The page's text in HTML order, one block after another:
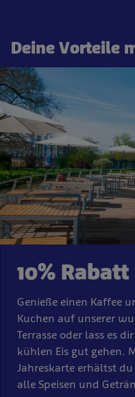
Deine Vorteile
10%
Genieße einen Kaffee
Kuchen auf unserer
Terrasse oder lass es
kühlen Eis gut gehen.
Jahreskarte erhältst du
alle Speisen und